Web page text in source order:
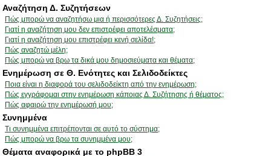
Αναζήτηση Δ. Συζητήσεων
Πώς μπορώ να αναζητήσω μια ή περισσότερες Δ. Συζητήσεις;
Γιατί η αναζήτηση μου δεν επιστρέφει αποτελέσματα;
Γιατί η αναζήτηση μου επιστρέφει κενή σελίδα!;
Πώς αναζητώ μέλη;
Πώς μπορώ να βρω τα δικά μου δημοσιεύματα και θέματα;
Ενημέρωση σε Θ. Ενότητες και Σελιδοδείκτες
Ποια είναι η διαφορά του σελιδοδείκτη από την ενημέρωση;
Πώς εγγράφομαι στην ενημέρωση κάποιας Δ. Συζήτησης ή θέματος;
Πώς αφαιρώ την ενημέρωσή μου;
Συνημμένα
Τι συνημμένα επιτρέπονται σε αυτό το σύστημα;
Πώς μπορώ να βρω τα συνημμένα μου;
Θέματα αναφορικά με το phpBB 3